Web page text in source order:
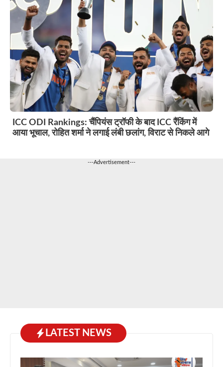
ICC ODI Rankings: चैंपियंस ट्रॉफी के बाद ICC रैंकिंग में
आया भूचाल, रोहित शर्मा ने लगाई लंबी छलांग, विराट से निकले आगे
---Advertisement---
LATEST NEWS